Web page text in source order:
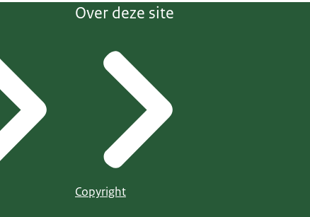
Over deze site
Copyright